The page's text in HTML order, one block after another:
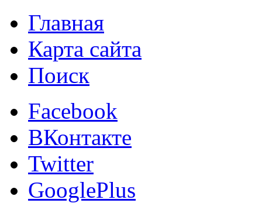
Главная
Карта сайта
Поиск
Facebook
ВКонтакте
Twitter
GooglePlus